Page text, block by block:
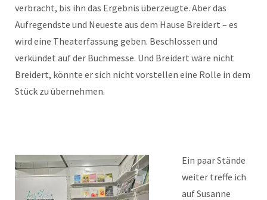
verbracht, bis ihn das Ergebnis überzeugte. Aber das
Aufregendste und Neueste aus dem Hause Breidert – es
wird eine Theaterfassung geben. Beschlossen und
verkündet auf der Buchmesse. Und Breidert wäre nicht
Breidert, könnte er sich nicht vorstellen eine Rolle in dem
Stück zu übernehmen.
Ein paar Stände
weiter treffe ich
auf Susanne